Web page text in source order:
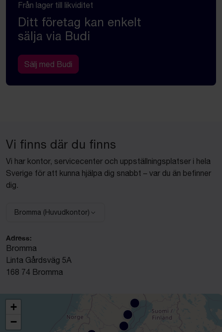
Från lager till likviditet
Ditt företag kan enkelt
sälja via Budi
Sälj med Budi
Vi finns där du finns
Vi har kontor, servicecenter och uppställningsplatser i hela
Sverige för att kunna hjälpa dig snabbt – var du än befinner
dig.
Välj anläggning:
Bromma (Huvudkontor)
Adress:
Bromma
Linta Gårdsväg 5A
168 74 Bromma
+
−